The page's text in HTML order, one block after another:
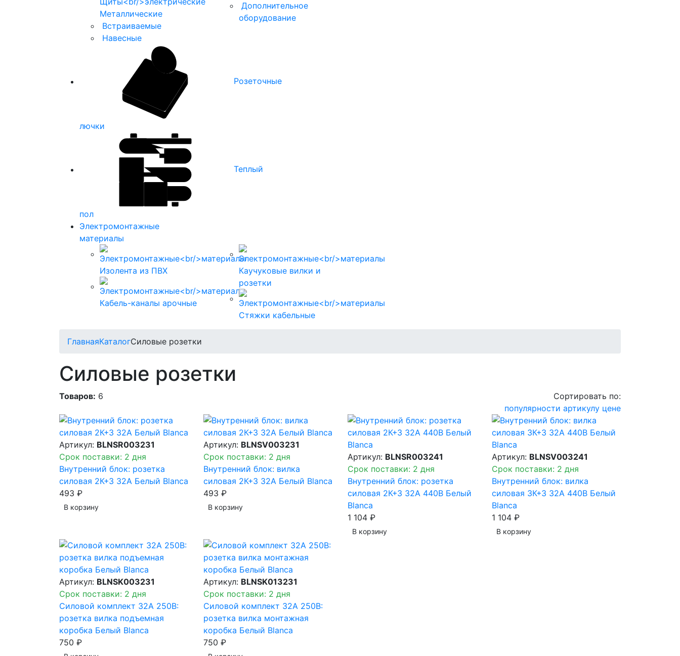
Металлические
Встраиваемые
Навесные
Дополнительное
оборудование
Розеточные
лючки
Теплый
пол
Электромонтажные
материалы
Изолента из ПВХ
Кабель-каналы арочные
Каучуковые вилки и
розетки
Стяжки кабельные
ГлавнаяКаталогСиловые розетки
Силовые розетки
Товаров: 6
Сортировать по:
популярности артикулу цене
Артикул: BLNSR003231
Срок поставки: 2 дня
Внутренний блок: розетка
силовая 2К+З 32А Белый Blanca
493 ₽
В корзинy
Артикул: BLNSV003231
Срок поставки: 2 дня
Внутренний блок: вилка
силовая 2К+З 32А Белый Blanca
493 ₽
В корзинy
Артикул: BLNSR003241
Срок поставки: 2 дня
Внутренний блок: розетка
силовая 2К+З 32А 440В Белый
Blanca
1 104 ₽
В корзинy
Артикул: BLNSV003241
Срок поставки: 2 дня
Внутренний блок: вилка
силовая 3К+З 32А 440В Белый
Blanca
1 104 ₽
В корзинy
Артикул: BLNSK003231
Срок поставки: 2 дня
Силовой комплект 32А 250В:
розетка вилка подъемная
коробка Белый Blanca
750 ₽
Артикул: BLNSK013231
Срок поставки: 2 дня
Силовой комплект 32А 250В:
розетка вилка монтажная
коробка Белый Blanca
750 ₽